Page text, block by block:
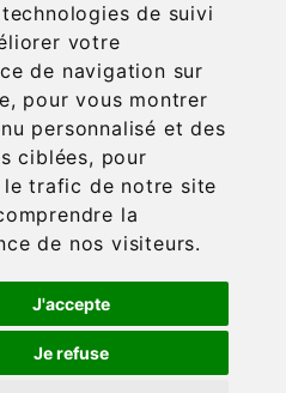
de suivi
votre
de navigation sur
pour vous montrer
personnalisé et des
ciblées, pour
le trafic de notre site
la
de nos visiteurs.
J'accepte
Je refuse
de 9h à 19h
OK